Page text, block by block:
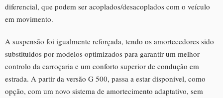
diferencial, que podem ser acoplados/desacoplados com o veículo
em movimento.
A suspensão foi igualmente reforçada, tendo os amortecedores sido
substituidos por modelos optimizados para garantir um melhor
controlo da carroçaria e um conforto superior de condução em
estrada. A partir da versão G 500, passa a estar disponível, como
opção, com um novo sistema de amortecimento adaptativo, sem